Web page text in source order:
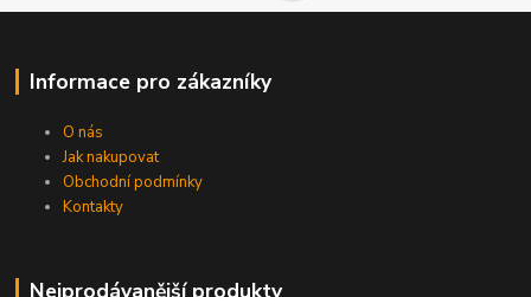
Informace pro zákazníky
O nás
Jak nakupovat
Obchodní podmínky
Kontakty
Nejprodávanější produkty